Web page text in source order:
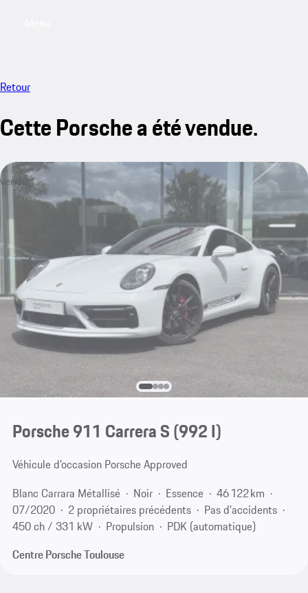
Retour
Cette Porsche a été vendue.
vendu
Porsche 911 Carrera S(992 I)
Véhicule d’occasion Porsche Approved
Blanc Carrara Métallisé
Noir Essence
46 122 km
07/2020
2 propriétaires précédents
Pas d'accidents
450 ch / 331 kW
Propulsion
PDK (automatique)
Centre Porsche Toulouse